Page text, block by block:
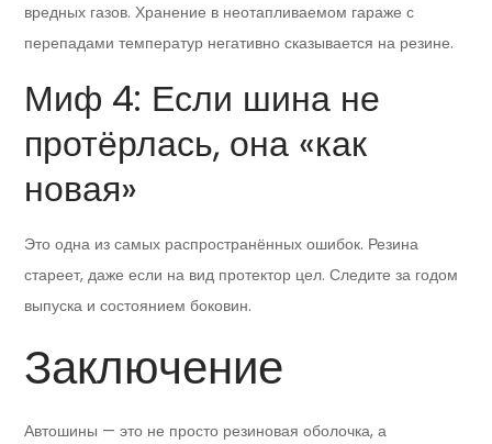
вредных газов. Хранение в неотапливаемом гараже с
перепадами температур негативно сказывается на резине.
Миф 4: Если шина не
протёрлась, она «как
новая»
Это одна из самых распространённых ошибок. Резина
стареет, даже если на вид протектор цел. Следите за годом
выпуска и состоянием боковин.
Заключение
Автошины — это не просто резиновая оболочка, а